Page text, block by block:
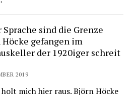
sind die Grenze
gefangen im
der 1920iger schreit
2019
mich hier raus. Björn Höcke